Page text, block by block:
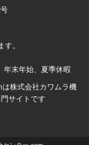
。
年末年始、夏季休暇
株式会社カワムラ機
サイトです